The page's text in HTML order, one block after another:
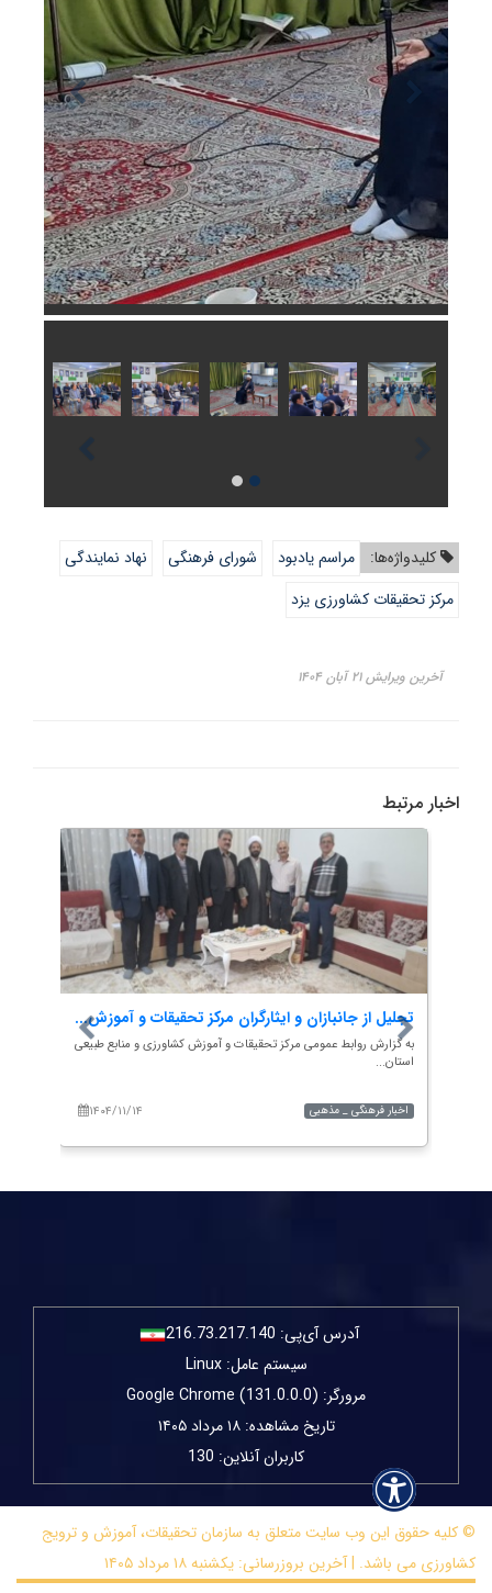
کلیدواژه‌ها: مراسم یادبود شورای فرهنگی
نهاد نمایندگی
مرکز تحقیقات کشاورزی یزد
آخرین ویرایش ۲۱ آبان ۱۴۰۴
اخبار مرتبط
تجلیل از جانبازان و ایثارگران مرکز تحقیقات و آموزش...
به گزارش روابط عمومی مرکز تحقیقات و آموزش کشاورزی و منابع طبیعی
استان...
۱۴۰۴/۱۱/۱۴ اخبار فرهنگی _ مذهبی
آدرس آی‌پی: 216.73.217.140
سیستم عامل: Linux
مرورگر: Google Chrome (131.0.0.0)
تاریخ مشاهده: ۱۸ مرداد ۱۴۰۵
کاربران آنلاین: 130
© کلیه حقوق این وب سایت متعلق به سازمان تحقیقات، آموزش و ترویج
کشاورزی می باشد. | آخرین بروزرسانی: یکشنبه ۱۸ مرداد ۱۴۰۵